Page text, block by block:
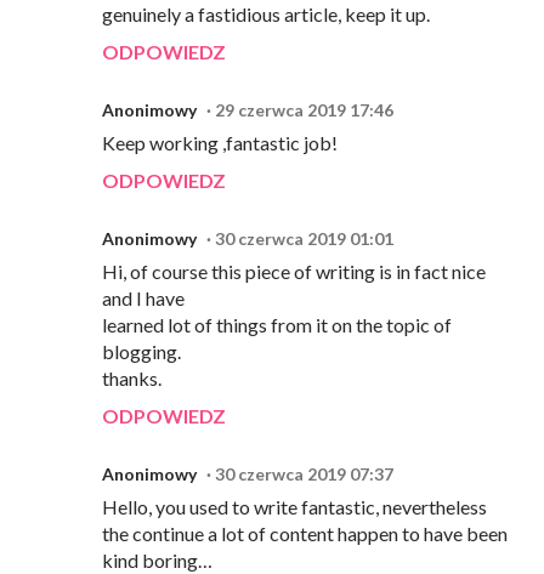
genuinely a fastidious article, keep it up.
ODPOWIEDZ
Anonimowy 29 czerwca 2019 17:46
Keep working ,fantastic job!
ODPOWIEDZ
Anonimowy 30 czerwca 2019 01:01
Hi, of course this piece of writing is in fact nice
and I have
learned lot of things from it on the topic of
blogging.
thanks.
ODPOWIEDZ
Anonimowy 30 czerwca 2019 07:37
Hello, you used to write fantastic, nevertheless
the continue a lot of content happen to have been
kind boring…